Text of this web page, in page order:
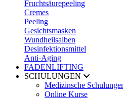
Fruchtsäurepeeling
Cremes
Peeling
Gesichtsmasken
Wundheilsalben
Desinfektionsmittel
Anti-Aging
FADENLIFTING
SCHULUNGEN
Medizinsche
Online Kurse